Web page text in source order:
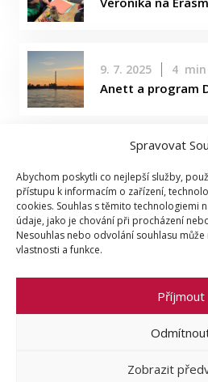
Spravovat
Abychom poskytli co nejlepší služby,
přístupu k informacím o zařízení,
cookies. Souhlas s těmito technologiemi
údaje, jako je chování při procházení
Nesouhlas nebo odvolání souhlasu
vlastnosti a funkce.
Příjmout
Zobrazit
9. 7. 2025 4
Anett a program
Ostatní
Zásady ochrany
osobních údajů
Zásady
University